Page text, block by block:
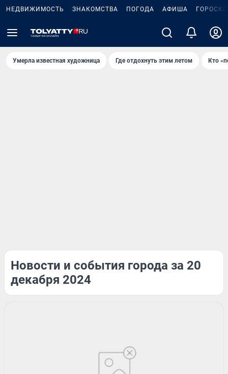
НЕДВИЖИМОСТЬ ЗНАКОМСТВА ПОГОДА АФИША
Умерла известная художница Где отдохнуть этим летом Кто
Новости и события города за 20
декабря 2024